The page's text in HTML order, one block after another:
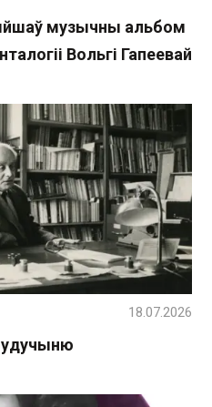
музычны альбом
Вольгі Гапеевай
18.07.2026